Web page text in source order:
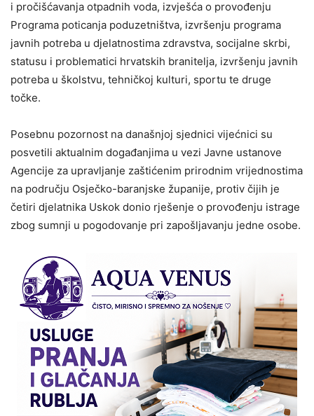
i pročišćavanja otpadnih voda, izvješća o provođenju
Programa poticanja poduzetništva, izvršenju programa
javnih potreba u djelatnostima zdravstva, socijalne skrbi,
statusu i problematici hrvatskih branitelja, izvršenju javnih
potreba u školstvu, tehničkoj kulturi, sportu te druge
točke.
Posebnu pozornost na današnjoj sjednici vijećnici su
posvetili aktualnim događanjima u vezi Javne ustanove
Agencije za upravljanje zaštićenim prirodnim vrijednostima
na području Osječko-baranjske županije, protiv čijih je
četiri djelatnika Uskok donio rješenje o provođenju istrage
zbog sumnji u pogodovanje pri zapošljavanju jedne osobe.